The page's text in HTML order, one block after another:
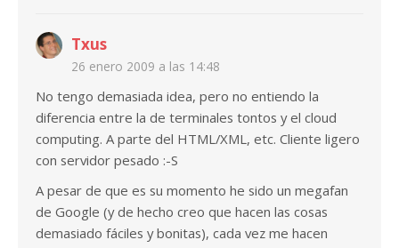
Txus
26 enero 2009 a las 14:48
No tengo demasiada idea, pero no entiendo la
diferencia entre la de terminales tontos y el cloud
computing. A parte del HTML/XML, etc. Cliente ligero
con servidor pesado :-S
A pesar de que es su momento he sido un megafan
de Google (y de hecho creo que hacen las cosas
demasiado fáciles y bonitas), cada vez me hacen